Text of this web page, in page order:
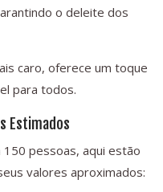
o deleite dos
caro, oferece um toque
para todos.
Estimados
pessoas, aqui estão
valores aproximados: